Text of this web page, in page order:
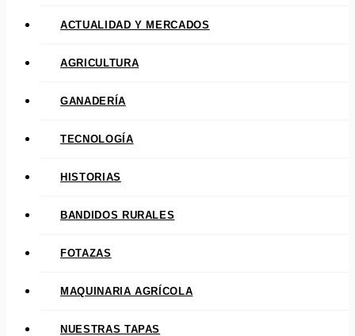
ACTUALIDAD Y MERCADOS
AGRICULTURA
GANADERÍA
TECNOLOGÍA
HISTORIAS
BANDIDOS RURALES
FOTAZAS
MAQUINARIA AGRÍCOLA
NUESTRAS TAPAS